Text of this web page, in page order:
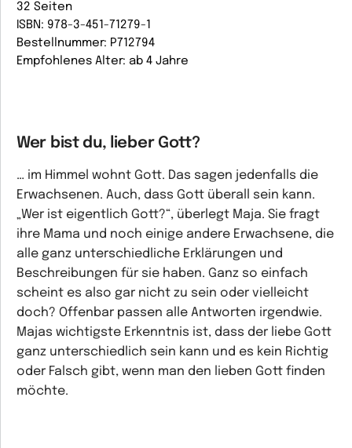
32 Seiten
ISBN: 978-3-451-71279-1
Bestellnummer: P712794
Empfohlenes Alter: ab 4 Jahre
Wer bist du, lieber Gott?
… im Himmel wohnt Gott. Das sagen jedenfalls die
Erwachsenen. Auch, dass Gott überall sein kann.
„Wer ist eigentlich Gott?“, überlegt Maja. Sie fragt
ihre Mama und noch einige andere Erwachsene, die
alle ganz unterschiedliche Erklärungen und
Beschreibungen für sie haben. Ganz so einfach
scheint es also gar nicht zu sein oder vielleicht
doch? Offenbar passen alle Antworten irgendwie.
Majas wichtigste Erkenntnis ist, dass der liebe Gott
ganz unterschiedlich sein kann und es kein Richtig
oder Falsch gibt, wenn man den lieben Gott finden
möchte.